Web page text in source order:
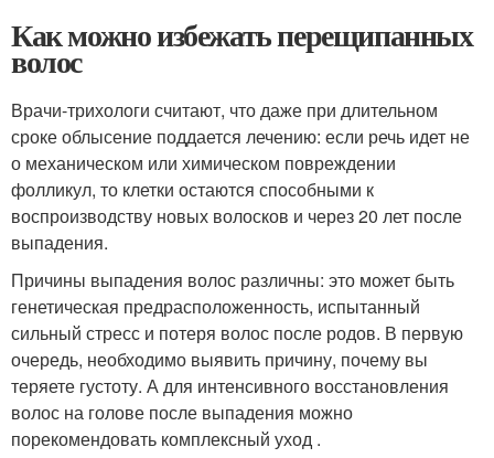
Как можно избежать перещипанных
волос
Врачи-трихологи считают, что даже при длительном
сроке облысение поддается лечению: если речь идет не
о механическом или химическом повреждении
фолликул, то клетки остаются способными к
воспроизводству новых волосков и через 20 лет после
выпадения.
Причины выпадения волос различны: это может быть
генетическая предрасположенность, испытанный
сильный стресс и потеря волос после родов. В первую
очередь, необходимо выявить причину, почему вы
теряете густоту. А для интенсивного восстановления
волос на голове после выпадения можно
порекомендовать комплексный уход .